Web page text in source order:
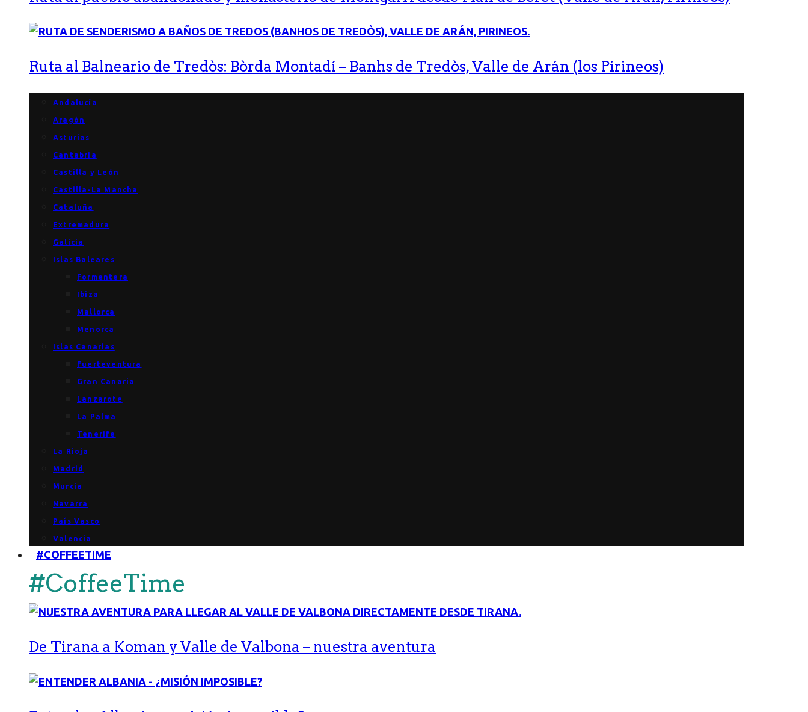
Ruta al Balneario de Tredòs: Bòrda Montadí – Banhs de Tredòs, Valle de Arán (los Pirineos)
Andalucía
Aragón
Asturias
Cantabria
Castilla y León
Castilla-La Mancha
Cataluña
Extremadura
Galicia
Islas Baleares
Formentera
Ibiza
Mallorca
Menorca
Islas Canarias
Fuerteventura
Gran Canaria
Lanzarote
La Palma
Tenerife
La Rioja
Madrid
Murcia
Navarra
País Vasco
Valencia
#COFFEETIME
#CoffeeTime
De Tirana a Koman y Valle de Valbona – nuestra aventura